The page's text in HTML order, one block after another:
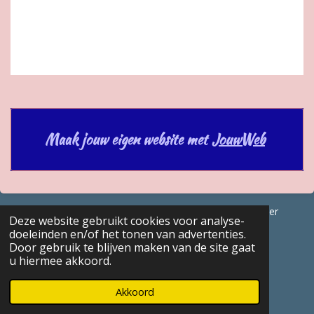
Deze website gebruikt cookies voor analyse-
doeleinden en/of het tonen van advertenties.
Door gebruik te blijven maken van de site gaat
u hiermee akkoord.
Akkoord
Maak jouw eigen website met JouwWeb
© 2017 - 2026 GENEALOGISCHE Bijdragen Marc Van Acker
Powered byJouwWeb